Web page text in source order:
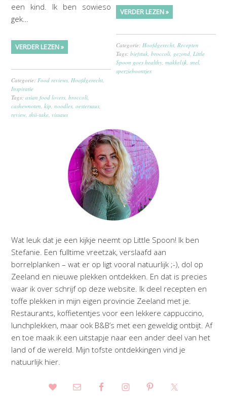
een kind. Ik ben sowieso
gek…
VERDER LEZEN »
Categorie: Food reviews Hoofdgerecht
Inspiratie
Tags:asian food lovers ,broccoli
cashewnoten ,kip ,noodles ,oestersaus
review ,shii-take vissaus
VERDER LEZEN »
Categorie: Hoofdgerecht Recepten
Tags:biefstuk ,broccoli gezond Little
Spoon goes healthy ,makkelijk ,snel
sperzieboontjes
Wat leuk dat je een kijkje neemt op Little Spoon! Ik ben
Stefanie. Een fulltime vreetzak, verslaafd aan
borrelplanken – wat er op ligt vooral natuurlijk ;-), dol op
Zeeland en nieuwe plekken ontdekken. En dat is precies
waar ik over schrijf op deze website. Ik deel recepten en
toffe plekken in mijn eigen provincie Zeeland met je.
Restaurants, koffietentjes voor een lekkere cappuccino,
lunchplekken, maar ook B&B’s met een geweldig ontbijt. Af
en toe maak ik een uitstapje naar een ander deel van het
land of de wereld. Mijn tofste ontdekkingen vind je
natuurlijk hier.